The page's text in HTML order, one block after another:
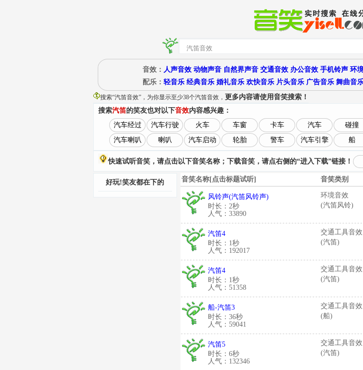
音效： 人声音效 动物声音 自然界声音 交通音效 办公音效 手机铃声 环
配乐： 轻音乐 经典音乐 婚礼音乐 欢快音乐 片头音乐 广告音乐 舞曲音
搜索“汽笛音效”，为你显示至少38个汽笛音效， 更多内容请使用音笑搜索！
搜索汽笛的笑友也对以下音效内容感兴趣：
汽车经过
汽车行驶 火车 车窗 卡车 汽车 碰撞
汽车喇叭
喇叭 汽车启动 轮胎 警车 汽车引擎 船
快速试听音笑，请点击以下音笑名称；下载音笑，请点右侧的“进入下载”链接！
音笑名称[点击标题试听] 音笑类别
风铃声(汽笛风铃声)
时长：2秒
人气：33890
环境音效
(汽笛风铃)
汽笛4
时长：1秒
人气：192017
交通工具音效
(汽笛)
汽笛4
时长：1秒
人气：51358
交通工具音效
(汽笛)
船-汽笛3
时长：36秒
人气：59041
交通工具音效
(船)
汽笛5
时长：6秒
人气：132346
交通工具音效
(汽笛)
好玩!笑友都在下的